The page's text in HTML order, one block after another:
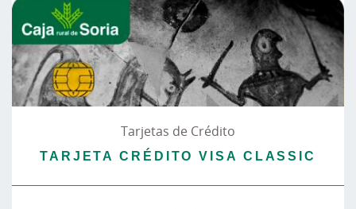
Tarjetas de Crédito
TARJETA CRÉDITO VISA CLASSIC